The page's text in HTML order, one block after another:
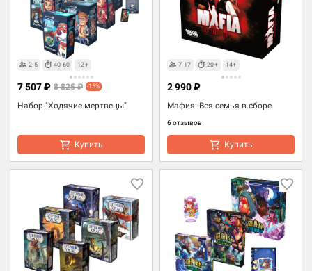
2-5 40-60 12+
Набор "Ходячие мертвецы"
7 507 ₽ 8 825 ₽ -15%
Купить
7-17 20+ 14+
Мафия: Вся семья в сборе
6 отзывов
2 990 ₽
Купить